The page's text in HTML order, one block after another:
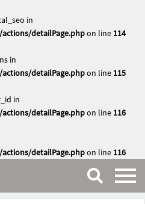
in
detailPage.phpon line 114
in
detailPage.phpon line 115
in
detailPage.phpon line 116
detailPage.phpon line 116